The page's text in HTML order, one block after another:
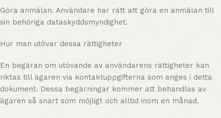
Göra anmälan. Användare har rätt att göra en anmälan till
sin behöriga dataskyddsmyndighet.
Hur man utövar dessa rättigheter
En begäran om utövande av användarens rättigheter kan
riktas till ägaren via kontaktuppgifterna som anges i detta
dokument. Dessa begärningar kommer att behandlas av
ägaren så snart som möjligt och alltid inom en månad.